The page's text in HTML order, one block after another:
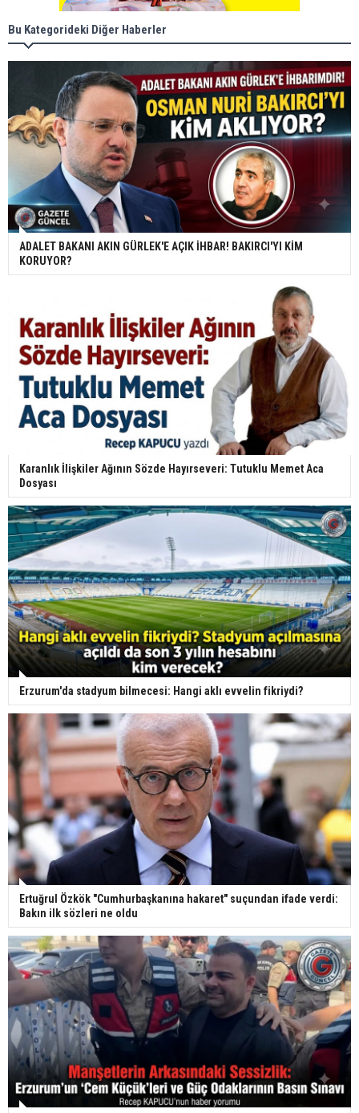
Bu Kategorideki Diğer Haberler
ADALET BAKANI AKIN GÜRLEK'E AÇIK İHBAR! BAKIRCI'YI KİM
KORUYOR?
Karanlık İlişkiler Ağının Sözde Hayırseveri: Tutuklu Memet Aca
Dosyası
Erzurum'da stadyum bilmecesi: Hangi aklı evvelin fikriydi?
Ertuğrul Özkök "Cumhurbaşkanına hakaret" suçundan ifade verdi:
Bakın ilk sözleri ne oldu